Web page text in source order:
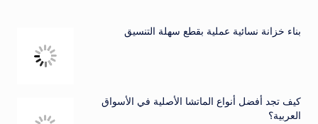
بناء خزانة نسائية عملية بقطع سهلة التنسيق
كيف تجد أفضل أنواع الماتشا الأصلية في الأسواق
العربية؟